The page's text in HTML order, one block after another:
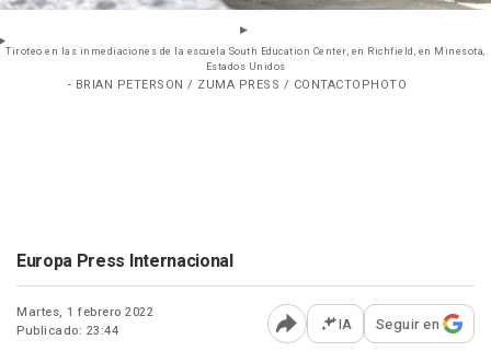
Tiroteo en las inmediaciones de la escuela South Education Center, en Richfield, en Minesota,
Estados Unidos
- BRIAN PETERSON / ZUMA PRESS / CONTACTOPHOTO
Europa Press Internacional
Martes, 1 febrero 2022
Publicado: 23:44
Abrir opciones para
IA Seguir en